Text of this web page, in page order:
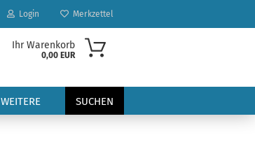
Login Merkzettel
Ihr Warenkorb
0,00 EUR
SUCHEN
WEITERE